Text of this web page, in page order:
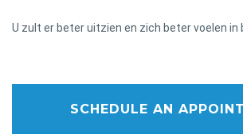
U zult er beter uitzien en zich beter voelen in
SCHEDULE AN